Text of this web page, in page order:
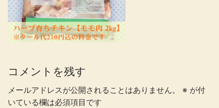
コメントを残す
メールアドレスが公開されることはありません。 ※ が付
いている欄は必須項目です